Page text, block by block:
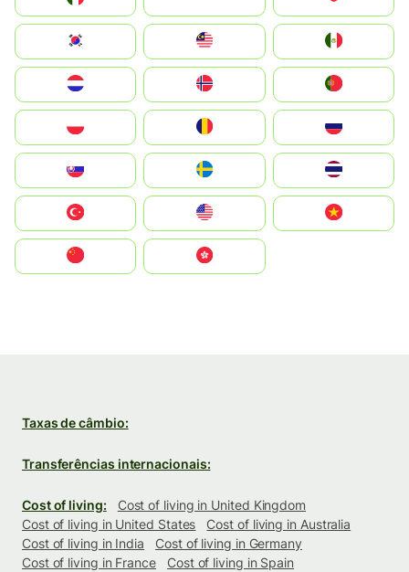
South Korea
United States
中國香港特別行政區
Taxas de câmbio:
Transferências internacionais:
Cost of living:
Cost of living in United Kingdom
Cost of living in United States
Cost of living in Australia
Cost of living in India
Cost of living in Germany
Cost of living in France
Cost of living in Spain